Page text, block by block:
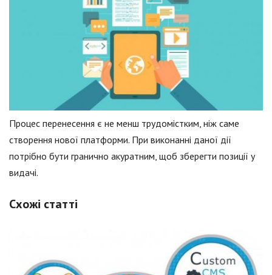
Процес перенесення є не менш трудомістким, ніж саме
створення нової платформи. При виконанні даної дії
потрібно бути гранично акуратним, щоб зберегти позиції у
видачі.
Схожі статті